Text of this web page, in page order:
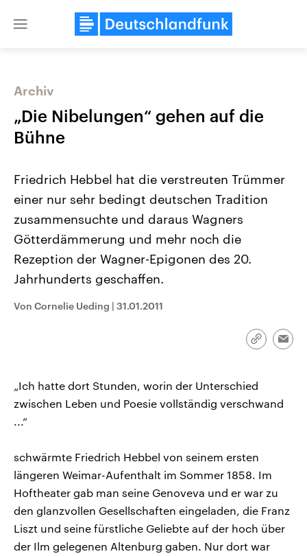
Close
Landtagswahl Sachsen-Anhalt
Alle Informationen
Sachsen-Anhalt wählt am 6.
September 2026 einen neuen
Bundesland von einer Koalition aus
USA
Hintergründe
Audio-Archiv
Archiv
„Die Nibelungen“ gehen auf die
Bühne
Friedrich Hebbel hat die verstreuten Trümmer
einer nur sehr bedingt deutschen Tradition
zusammensuchte und daraus Wagners
Götterdämmerung und mehr noch die
Rezeption der Wagner-Epigonen des 20.
Jahrhunderts geschaffen.
Von Cornelie Ueding | 31.01.2011
Link
„Ich hatte dort Stunden, worin der Unterschied
zwischen Leben und Poesie vollständig verschwand
...“
schwärmte Friedrich Hebbel von seinem ersten
längeren Weimar-Aufenthalt im Sommer 1858. Im
Hoftheater gab man seine Genoveva und er war zu
den glanzvollen Gesellschaften eingeladen, die Franz
Liszt und seine fürstliche Geliebte auf der hoch über
der Ilm gelegenen Altenburg gaben. Nur dort war